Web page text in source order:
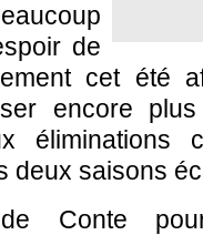
de
cet été
encore
éliminations
deux saisons
Conte